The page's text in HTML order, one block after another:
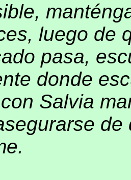
luego de
pasa,
donde
Salvia